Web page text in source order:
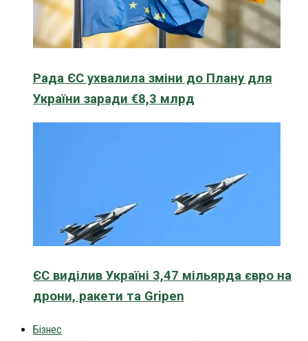
Рада ЄС ухвалила зміни до Плану для
України заради €8,3 млрд
ЄС виділив Україні 3,47 мільярда євро на
дрони, ракети та Gripen
Бізнес